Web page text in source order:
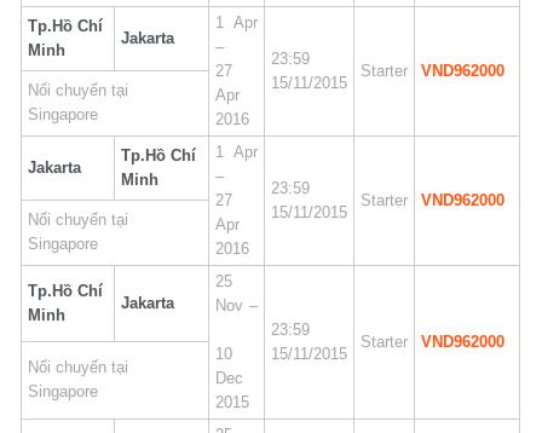
Tp.Hồ Chí
Minh
Jakarta
1 Apr
–
27
Apr
2016
23:59
15/11/2015
Starter
VND962000
Nối chuyến tại
Singapore
Jakarta
Tp.Hồ Chí
Minh
1 Apr
–
27
Apr
2016
23:59
15/11/2015
Starter
VND962000
Nối chuyến tại
Singapore
Tp.Hồ Chí
Minh
Jakarta
25
Nov –
10
Dec
2015
23:59
15/11/2015
Starter
VND962000
Nối chuyến tại
Singapore